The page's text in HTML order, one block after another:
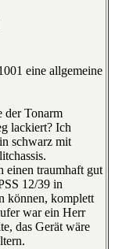
eine allgemeine
der Tonarm
lackiert? Ich
schwarz mit
einen traumhaft gut
12/39 in
können, komplett
war ein Herr
das Gerät wäre